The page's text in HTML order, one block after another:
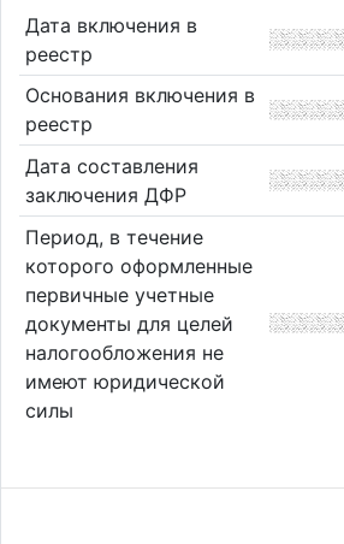
Дата включения в
реестр
Основания включения в
реестр
Дата составления
заключения ДФР
Период, в течение
которого оформленные
первичные учетные
документы для целей
налогообложения не
имеют юридической
силы